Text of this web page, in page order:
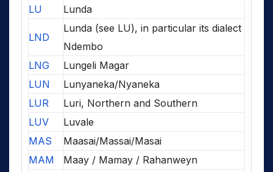
LU
Lunda
LND
Lunda (see LU), in particular its dialect
Ndembo
LNG
Lungeli Magar
LUN
Lunyaneka/Nyaneka
LUR
Luri, Northern and Southern
LUV
Luvale
MAS
Maasai/Massai/Masai
MAM
Maay / Mamay / Rahanweyn